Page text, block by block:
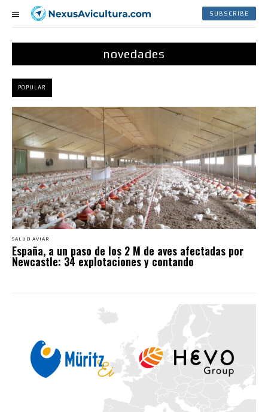
SUBSCRIBE
novedades
POPULAR
SALUD AVIAR
España, a un paso de los 2 M de aves afectadas por
Newcastle: 34 explotaciones y contando